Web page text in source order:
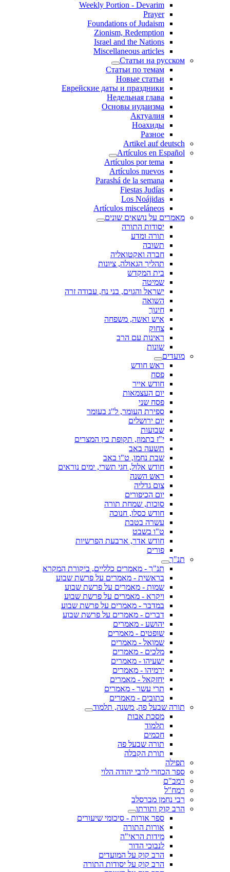
Weekly Portion - Devarim
Prayer
Foundations of Judaism
Zionism, Redemption
Israel and the Nations
Miscellaneous articles
Статьи на русском
Статьи по темам
Новые статьи
Еврейские даты и праздники
Недельная глава
Основы иудаизма
Актуалия
Ноахиды
Разное
Artikel auf deutsch
Artículos en Español
Artículos por tema
Artículos nuevos
Parashá de la semana
Fiestas Judías
Los Noájidas
Artículos misceláneos
מאמרים על נושאים שונים
יסודות התורה
תורה ומדע
תשובה
חברה ואקטואליה
תהליך הגאולה, ציונות
בית המקדש
שמיטה
ישראל והגוים, בני נח, עבודה זרה
השואה
חינוך
איש ואשה, משפחה
צחוק
ראינות עם הרב
שונות
מועדים
ראש חודש
פסח
חודש אייר
יום העצמאות
פסח שני
ספירת העומר, ל"ג בעומר
יום ירושלים
שבועות
י"ז בתמוז, תקופת בין המצרים
תשעה באב
שבת נחמו, ט"ו באב
חודש אלול, חגי תשרי, ימים נוראים
ראש השנה
צום גדליה
יום הכיפורים
סוכות, שמחת תורה
חודש כסלו, חנוכה
עשרה בטבת
ט"ו בשבט
חודש אדר, ארבעת הפרשיות
פורים
תנ"ך
תנ"ך - מאמרים כלליים, ביקורת המקרא
בראשית - מאמרים על פרשת שבוע
שמות - מאמרים על פרשת שבוע
ויקרא - מאמרים על פרשת שבוע
במדבר - מאמרים על פרשת שבוע
דברים - מאמרים על פרשת שבוע
יהושע - מאמרים
שופטים - מאמרים
שמואל - מאמרים
מלכים - מאמרים
ישעיהו - מאמרים
ירמיהו - מאמרים
יחזקאל - מאמרים
תרי עשר - מאמרים
כתובים - מאמרים
תורה שבעל פה, משנה, תלמוד
מסכת אבות
תלמוד
חכמים
תורה שבעל פה
תורת הקבלה
תפילה
ספר הכוזרי לרבי יהודה הלוי
רמב"ם
רמח"ל
רבי נחמן מברסלב
הרב קוק ותורתו
ספר אורות - סיכומי שיעורים
אורות התורה
מידות הראי"ה
לנבוכי הדור
הרב קוק על המועדים
הרב קוק על יסודות התורה